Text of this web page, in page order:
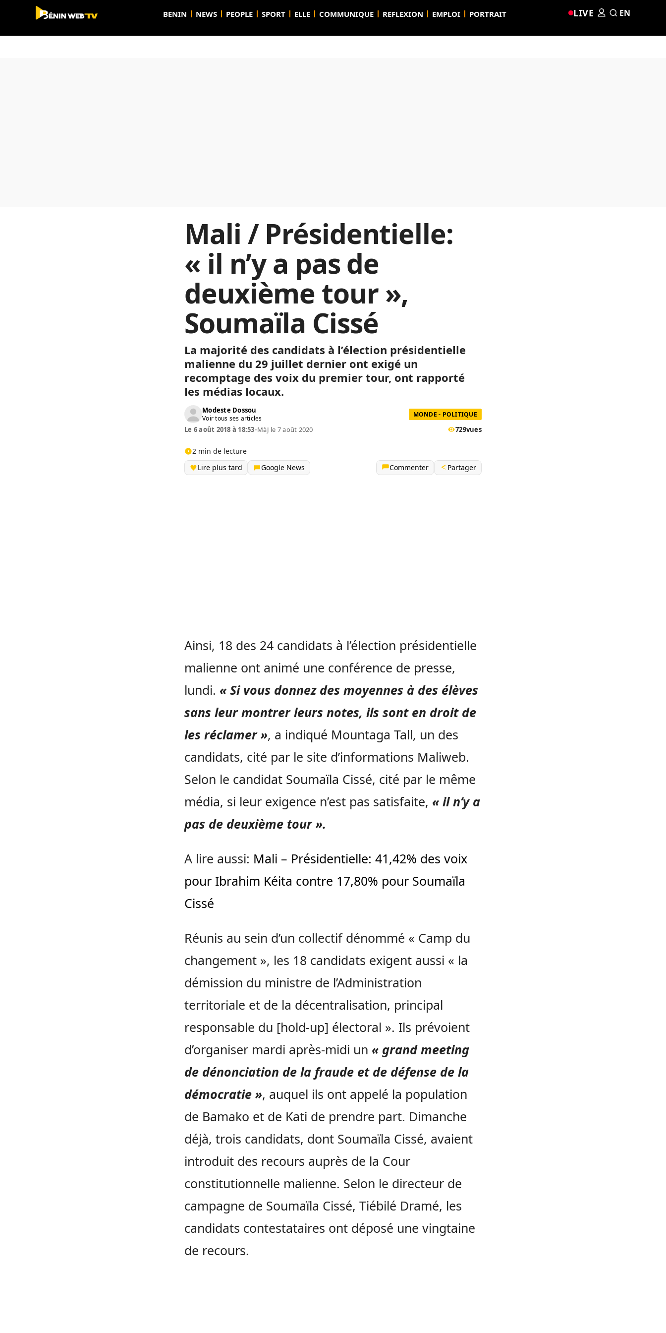
BENIN NEWS PEOPLE SPORT ELLE COMMUNIQUE REFLEXION EMPLOI PORTRAIT LIVE EN
Mali / Présidentielle:
« il n’y a pas de
deuxième tour »,
Soumaïla Cissé
La majorité des candidats à l’élection présidentielle
malienne du 29 juillet dernier ont exigé un
recomptage des voix du premier tour, ont rapporté
les médias locaux.
Modeste Dossou
Voir tous ses articles MONDE - POLITIQUE
Le 6 août 2018 à 18:53•MàJ le 7 août 2020 729vues
2 min de lecture
Lire plus tard
Google News Commenter Partager
Ainsi, 18 des 24 candidats à l’élection présidentielle
malienne ont animé une conférence de presse,
lundi. « Si vous donnez des moyennes à des élèves
sans leur montrer leurs notes, ils sont en droit de
les réclamer », a indiqué Mountaga Tall, un des
candidats, cité par le site d’informations Maliweb.
Selon le candidat Soumaïla Cissé, cité par le même
média, si leur exigence n’est pas satisfaite, « il n’y a
pas de deuxième tour ».
A lire aussi: Mali – Présidentielle: 41,42% des voix
pour Ibrahim Kéita contre 17,80% pour Soumaïla
Cissé
Réunis au sein d’un collectif dénommé « Camp du
changement », les 18 candidats exigent aussi « la
démission du ministre de l’Administration
territoriale et de la décentralisation, principal
responsable du [hold-up] électoral ». Ils prévoient
d’organiser mardi après-midi un « grand meeting
de dénonciation de la fraude et de défense de la
démocratie », auquel ils ont appelé la population
de Bamako et de Kati de prendre part. Dimanche
déjà, trois candidats, dont Soumaïla Cissé, avaient
introduit des recours auprès de la Cour
constitutionnelle malienne. Selon le directeur de
campagne de Soumaïla Cissé, Tiébilé Dramé, les
candidats contestataires ont déposé une vingtaine
de recours.